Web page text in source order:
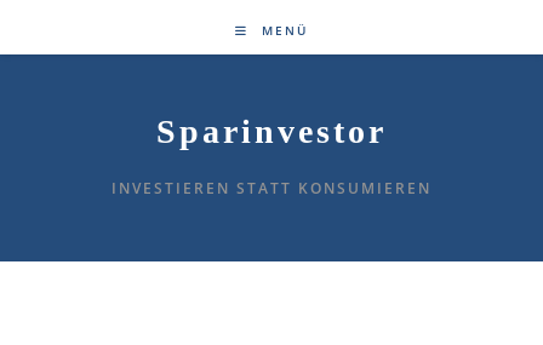
MENÜ
Sparinvestor
INVESTIEREN STATT KONSUMIEREN